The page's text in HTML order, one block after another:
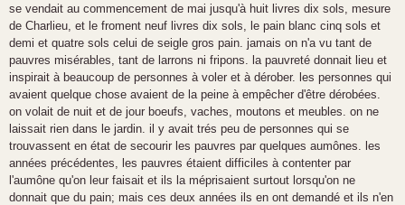
se vendait au commencement de mai jusqu'à huit livres dix sols, mesure
de Charlieu, et le froment neuf livres dix sols, le pain blanc cinq sols et
demi et quatre sols celui de seigle gros pain. jamais on n'a vu tant de
pauvres misérables, tant de larrons ni fripons. la pauvreté donnait lieu et
inspirait à beaucoup de personnes à voler et à dérober. les personnes qui
avaient quelque chose avaient de la peine à empêcher d'être dérobées.
on volait de nuit et de jour boeufs, vaches, moutons et meubles. on ne
laissait rien dans le jardin. il y avait trés peu de personnes qui se
trouvassent en état de secourir les pauvres par quelques aumônes. les
années précédentes, les pauvres étaient difficiles à contenter par
l'aumône qu'on leur faisait et ils la méprisaient surtout lorsqu'on ne
donnait que du pain; mais ces deux années ils en ont demandé et ils n'en